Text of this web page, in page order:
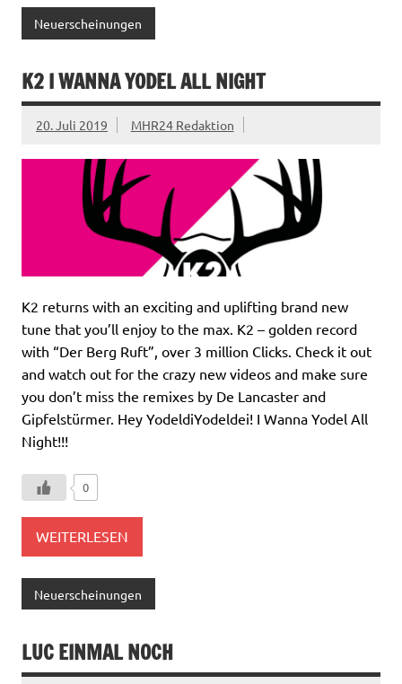
Neuerscheinungen
K2 I WANNA YODEL ALL NIGHT
20. Juli 2019 MHR24 Redaktion
K2 returns with an exciting and uplifting brand new
tune that you’ll enjoy to the max. K2 – golden record
with “Der Berg Ruft”, over 3 million Clicks. Check it out
and watch out for the crazy new videos and make sure
you don’t miss the remixes by De Lancaster and
Gipfelstürmer. Hey YodeldiYodeldei! I Wanna Yodel All
Night!!!
0
WEITERLESEN
Neuerscheinungen
LUC EINMAL NOCH